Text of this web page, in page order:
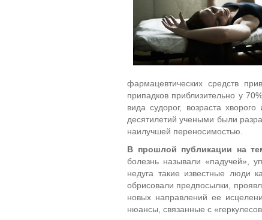
фармацевтических средств
припадков приблизительно у
вида судорог, возраста
десятилетий учеными были
наилучшей переносимостью.
В прошлой публикации на
болезнь называли «падучей»,
недуга такие известные люди
обрисовали предпосылки,
новых направлений ее
нюансы, связанные с